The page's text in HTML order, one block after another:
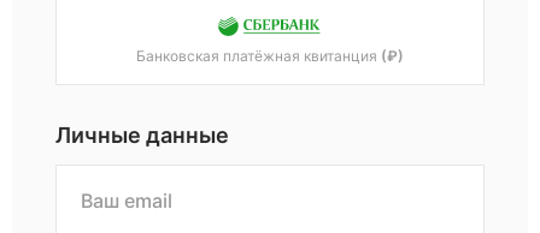
Банковская платёжная квитанция (₽)
Личные данные